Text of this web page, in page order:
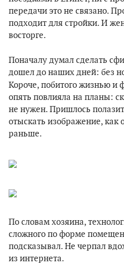
передачи это не связано.
подходит для стройки. И
восторге.
Поначалу думал сделать
дошел до наших дней: без
Короче, побитого жизнью и
опять повлияла на планы:
не нужен. Пришлось
отыскать изображение, как
раньше.
По словам хозяина,
сложного по форме
подсказывал. Не черпал
из интернета.